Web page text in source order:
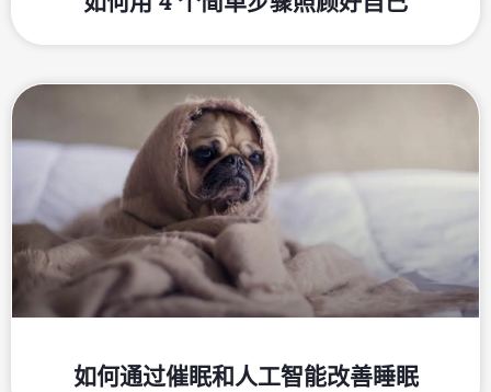
如何通过催眠和人工智能改善睡眠